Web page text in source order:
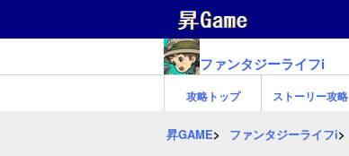
ファンタジーライフi
攻略トップ ストーリー攻略
昇GAME ファンタジーライフi